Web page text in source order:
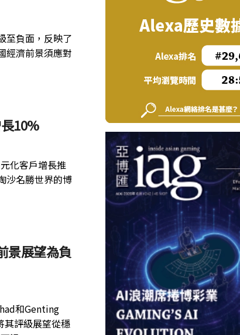
至負面，反映了
經濟前景須應對
10%
化客戶增長推
沙名勝世界的博
景展望為負
和Genting
其評級展望從穩